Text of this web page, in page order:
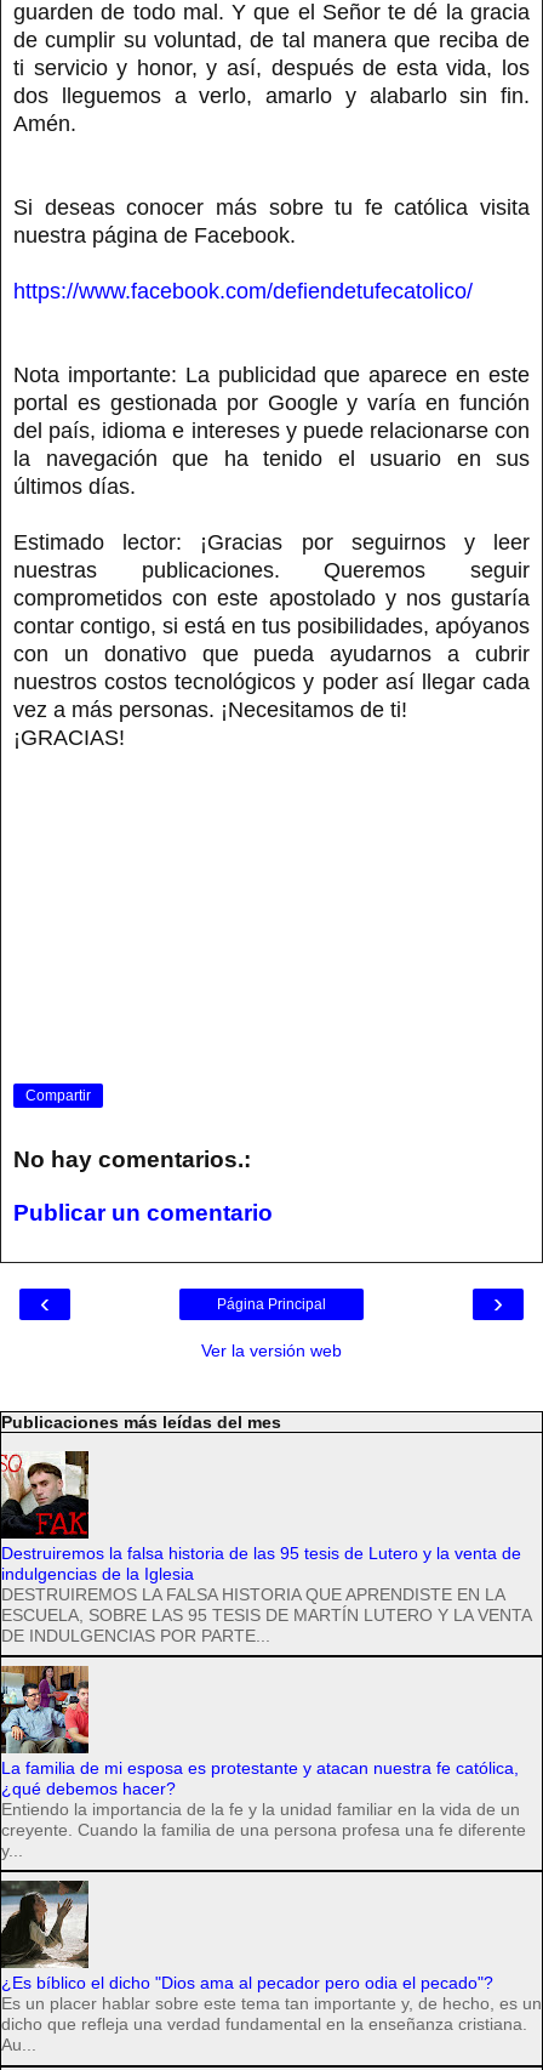
guarden de todo mal. Y que el Señor te dé la gracia
de cumplir su voluntad, de tal manera que reciba de
ti servicio y honor, y así, después de esta vida, los
dos lleguemos a verlo, amarlo y alabarlo sin fin.
Amén.
Si deseas conocer más sobre tu fe católica visita
nuestra página de Facebook.
https://www.facebook.com/defiendetufecatolico/
Nota importante: La publicidad que aparece en este
portal es gestionada por Google y varía en función
del país, idioma e intereses y puede relacionarse con
la navegación que ha tenido el usuario en sus
últimos días.
Estimado lector: ¡Gracias por seguirnos y leer
nuestras publicaciones. Queremos seguir
comprometidos con este apostolado y nos gustaría
contar contigo, si está en tus posibilidades, apóyanos
con un donativo que pueda ayudarnos a cubrir
nuestros costos tecnológicos y poder así llegar cada
vez a más personas. ¡Necesitamos de ti!
¡GRACIAS!
Compartir
No hay comentarios.:
Publicar un comentario
‹ ›
Página Principal
Ver la versión web
Publicaciones más leídas del mes
Destruiremos la falsa historia de las 95 tesis de Lutero y la venta de
indulgencias de la Iglesia
DESTRUIREMOS LA FALSA HISTORIA QUE APRENDISTE EN LA
ESCUELA, SOBRE LAS 95 TESIS DE MARTÍN LUTERO Y LA VENTA
DE INDULGENCIAS POR PARTE...
La familia de mi esposa es protestante y atacan nuestra fe católica,
¿qué debemos hacer?
Entiendo la importancia de la fe y la unidad familiar en la vida de un
creyente. Cuando la familia de una persona profesa una fe diferente
y...
¿Es bíblico el dicho "Dios ama al pecador pero odia el pecado"?
Es un placer hablar sobre este tema tan importante y, de hecho, es un
dicho que refleja una verdad fundamental en la enseñanza cristiana.
Au...